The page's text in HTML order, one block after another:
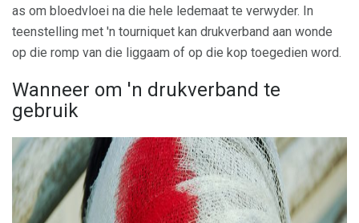
as om bloedvloei na die hele ledemaat te verwyder. In
teenstelling met 'n tourniquet kan drukverband aan wonde
op die romp van die liggaam of op die kop toegedien word.
Wanneer om 'n drukverband te
gebruik